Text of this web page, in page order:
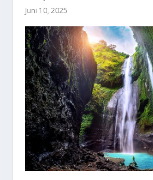
Juni 10, 2025